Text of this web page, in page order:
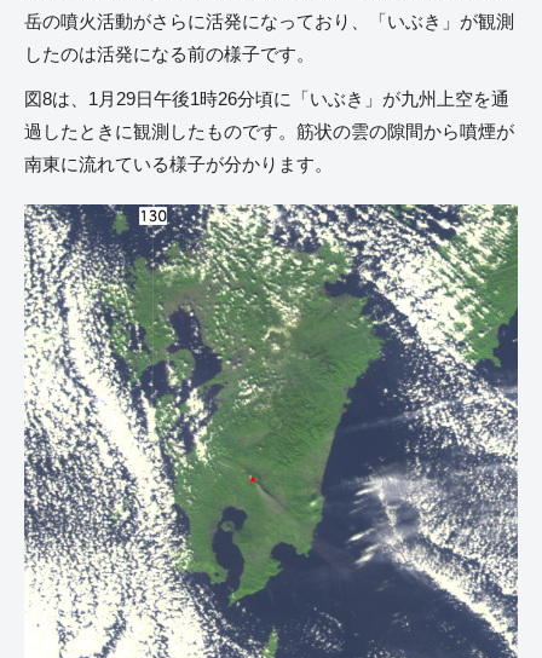
岳の噴火活動がさらに活発になっており、「いぶき」が観測
したのは活発になる前の様子です。
図8は、1月29日午後1時26分頃に「いぶき」が九州上空を通
過したときに観測したものです。筋状の雲の隙間から噴煙が
南東に流れている様子が分かります。